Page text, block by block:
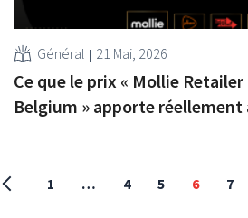
Général 21 Mai, 2026
Ce que le prix « Mollie
Belgium » apporte réellement
1 … 4 5 6 7